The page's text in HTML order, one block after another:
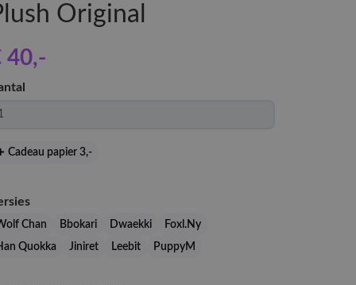
Original
40,-
Cadeau papier 3,-
Chan Bbokari Dwaekki
Foxl.Ny
Quokka
Jiniret Leebit PuppyM